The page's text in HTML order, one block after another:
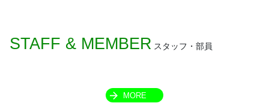
スタッフ・部員
STAFF & MEMBER
MORE